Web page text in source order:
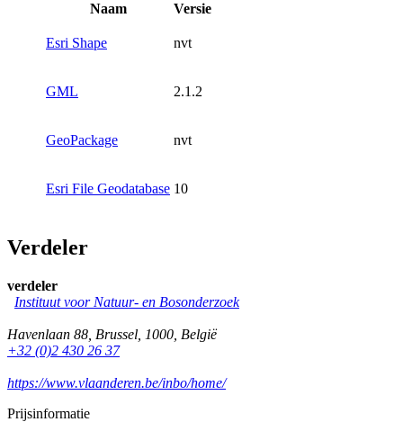
Naam
Versie
Esri Shape nvt
GML 2.1.2
GeoPackage nvt
Esri File Geodatabase 10
Verdeler
verdeler
Instituut voor Natuur- en Bosonderzoek
Havenlaan 88 Brussel 1000 België
+32 (0)2 430 26 37
https://www.vlaanderen.be/inbo/home/
Prijsinformatie